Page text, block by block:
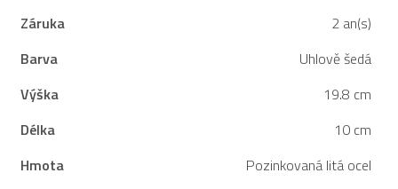
Záruka
2 an(s)
Barva
Uhlově šedá
Výška
19.8 cm
Délka
10 cm
Hmota
Pozinkovaná litá ocel